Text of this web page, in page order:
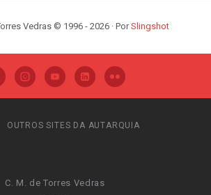
Vedras © 1996 - 2026 · PorSlingshot
OUTROS SITES DA AUTARQUIA
C. M. de Torres Vedras